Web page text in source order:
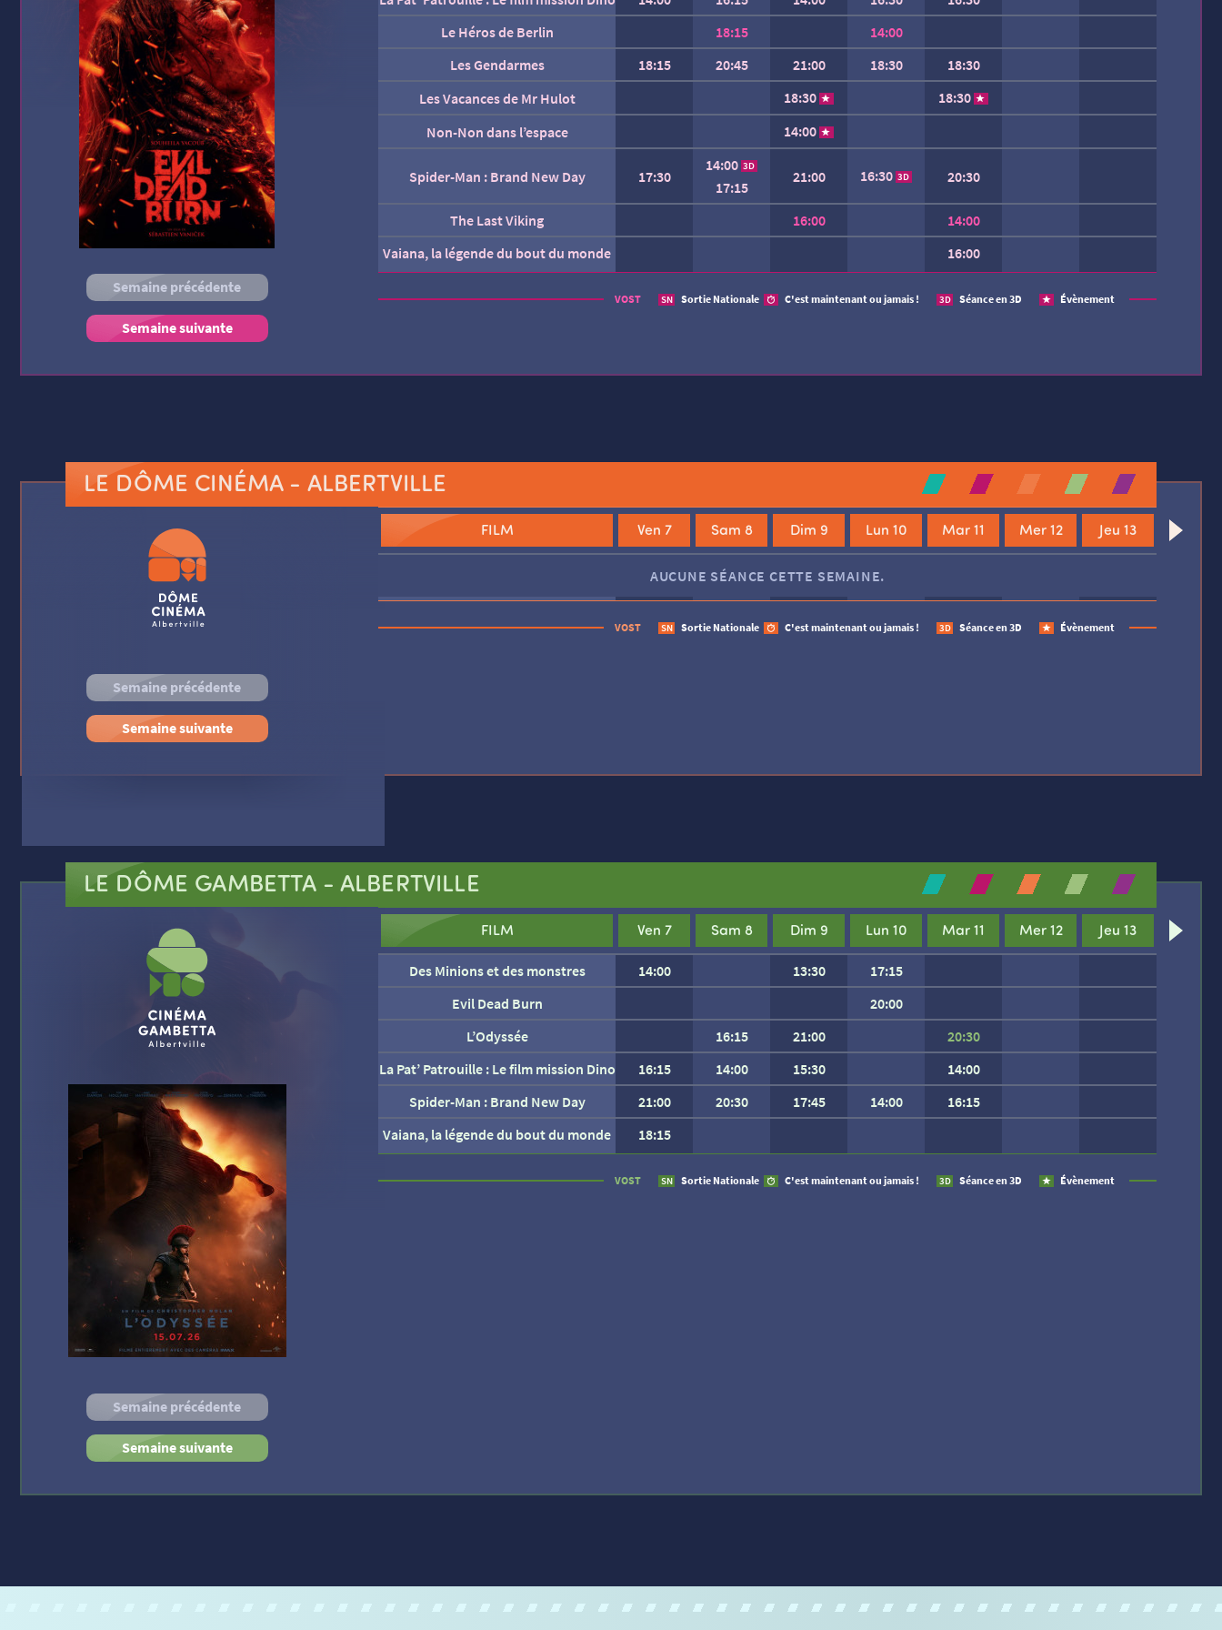
Semaine précédente
Semaine suivante
Le Héros de Berlin
18:15
14:00
Les Gendarmes
18:15 20:45 21:00 18:30
18:30
Les Vacances de Mr Hulot
18:30
18:30
Non-Non dans l’espace
14:00
Spider-Man : Brand New Day 17:30
14:00 3D
17:15
21:00 16:30 3D 20:30
The Last Viking 16:00
14:00
Vaiana, la légende du bout du monde
16:00
AUCUNE SÉANCE CETTE SEMAINE.
VOST SN Sortie Nationale C'est maintenant ou jamais ! 3D Séance en 3D Évènement
LE DÔME CINÉMA- ALBERTVILLE
Semaine précédente
Semaine suivante
FILM Ven 7 Sam 8 Dim 9 Lun 10 Mar 11 Mer 12 Jeu 13
Jim Queen
Le Monde à l’envers
AUCUNE SÉANCE CETTE SEMAINE.
VOST SN Sortie Nationale C'est maintenant ou jamais ! 3D Séance en 3D Évènement
LE DÔME GAMBETTA- ALBERTVILLE
Semaine précédente
Semaine suivante
FILM Ven 7 Sam 8 Dim 9 Lun 10 Mar 11 Mer 12 Jeu 13
Des Minions et des monstres 14:00 13:30
17:15
Evil Dead Burn
20:00
L’Odyssée
16:15 21:00
20:30
La Pat’ Patrouille : Le film mission Dino
16:15 14:00 15:30
14:00
Spider-Man : Brand New Day
21:00 20:30 17:45 14:00
16:15
Vaiana, la légende du bout du monde
18:15
AUCUNE SÉANCE CETTE SEMAINE.
VOST SN Sortie Nationale C'est maintenant ou jamais ! 3D Séance en 3D Évènement